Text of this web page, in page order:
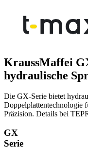
KraussMaffei
hydraulische
Die GX-Serie bietet
Doppelplattentechnologie
Präzision. Details bei
GX
Serie